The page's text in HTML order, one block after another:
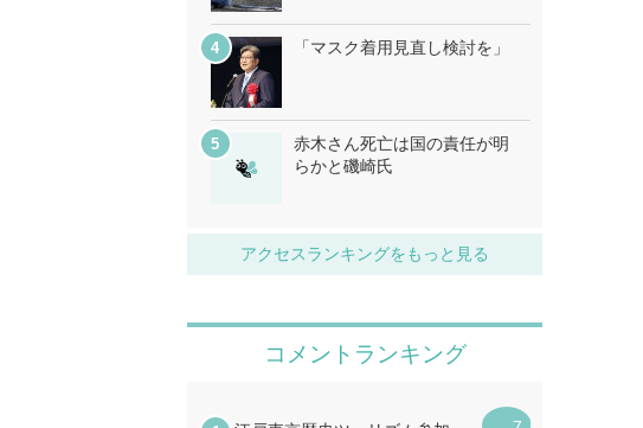
「マスク着用見直し検討を」
赤木さん死亡は国の責任が明
らかと磯崎氏
アクセスランキングをもっと見る